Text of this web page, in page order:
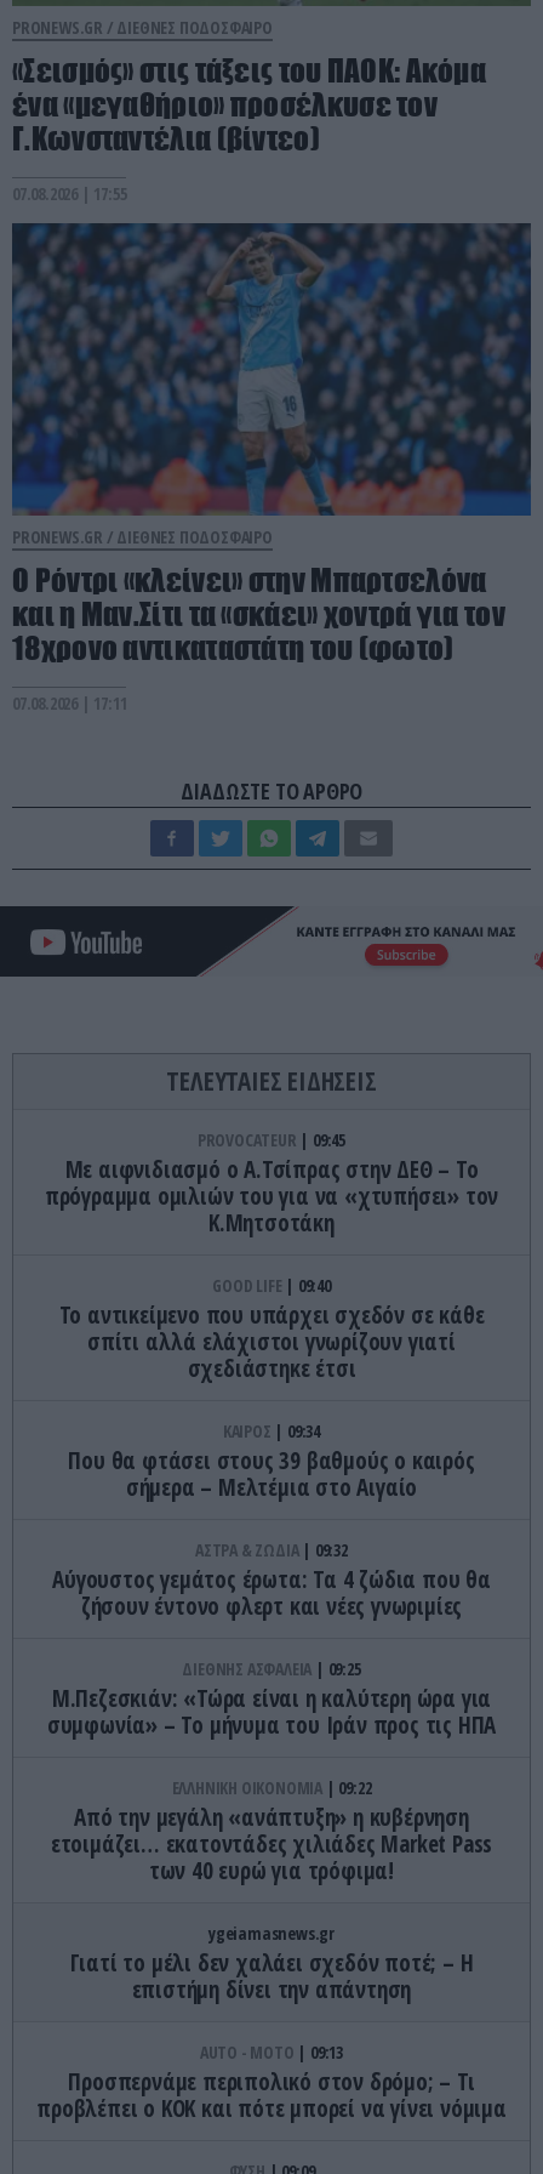
PRONEWS.GR / ΔΙΕΘΝΕΣ ΠΟΔΟΣΦΑΙΡΟ
«Σεισμός» στις τάξεις του ΠΑΟΚ: Aκόμα
ένα «μεγαθήριο» προσέλκυσε τον
Γ.Κωνσταντέλια (βίντεο)
07.08.2026 | 17:55
PRONEWS.GR / ΔΙΕΘΝΕΣ ΠΟΔΟΣΦΑΙΡΟ
Ο Ρόντρι «κλείνει» στην Μπαρτσελόνα
και η Μαν.Σίτι τα «σκάει» χοντρά για τον
18χρονο αντικαταστάτη του (φωτο)
07.08.2026 | 17:11
ΔΙΑΔΩΣΤΕ ΤΟ ΑΡΘΡΟ
ΤΕΛΕΥΤΑΙΕΣ ΕΙΔΗΣΕΙΣ
PROVOCATEUR 09:45
Με αιφνιδιασμό ο Α.Τσίπρας στην ΔΕΘ – Το
πρόγραμμα ομιλιών του για να «χτυπήσει» τον
Κ.Μητσοτάκη
GOOD LIFE 09:40
Το αντικείμενο που υπάρχει σχεδόν σε κάθε
σπίτι αλλά ελάχιστοι γνωρίζουν γιατί
σχεδιάστηκε έτσι
ΚΑΙΡΟΣ 09:34
Που θα φτάσει στους 39 βαθμούς ο καιρός
σήμερα – Μελτέμια στο Αιγαίο
ΑΣΤΡΑ & ΖΩΔΙΑ 09:32
Αύγουστος γεμάτος έρωτα: Τα 4 ζώδια που θα
ζήσουν έντονο φλερτ και νέες γνωριμίες
ΔΙΕΘΝΗΣ ΑΣΦΑΛΕΙΑ 09:25
Μ.Πεζεσκιάν: «Τώρα είναι η καλύτερη ώρα για
συμφωνία» – Το μήνυμα του Ιράν προς τις ΗΠΑ
ΕΛΛΗΝΙΚΗ ΟΙΚΟΝΟΜΙΑ 09:22
Από την μεγάλη «ανάπτυξη» η κυβέρνηση
ετοιμάζει… εκατοντάδες χιλιάδες Market Pass
των 40 ευρώ για τρόφιμα!
ygeiamasnews.gr
Γιατί το μέλι δεν χαλάει σχεδόν ποτέ; – Η
επιστήμη δίνει την απάντηση
AUTO - MOTO 09:13
Προσπερνάμε περιπολικό στον δρόμο; – Τι
προβλέπει ο ΚΟΚ και πότε μπορεί να γίνει νόμιμα